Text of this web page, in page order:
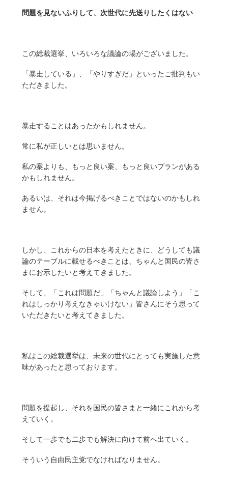
問題を見ないふりして、次世代に先送りしたくはない
この総裁選挙、いろいろな議論の場がございました。
「暴走している」、「やりすぎだ」といったご批判もい
ただきました。
暴走することはあったかもしれません。
常に私が正しいとは思いません。
私の案よりも、もっと良い案、もっと良いプランがある
かもしれません。
あるいは、それは今掲げるべきことではないのかもしれ
ません。
しかし、これからの日本を考えたときに、どうしても議
論のテーブルに載せるべきことは、ちゃんと国民の皆さ
まにお示したいと考えてきました。
そして、「これは問題だ」「ちゃんと議論しよう」「こ
れはしっかり考えなきゃいけない」皆さんにそう思って
いただきたいと考えてきました。
私はこの総裁選挙は、未来の世代にとっても実施した意
味があったと思っております。
問題を提起し、それを国民の皆さまと一緒にこれから考
えていく。
そして一歩でも二歩でも解決に向けて前へ出ていく。
そういう自由民主党でなければなりません。